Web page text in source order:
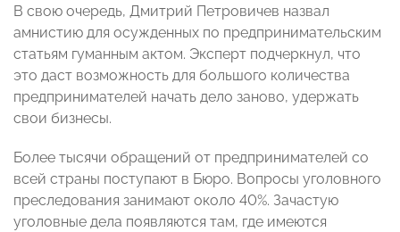
В свою очередь, Дмитрий Петровичев назвал
амнистию для осужденных по предпринимательским
статьям гуманным актом. Эксперт подчеркнул, что
это даст возможность для большого количества
предпринимателей начать дело заново, удержать
свои бизнесы.
Более тысячи обращений от предпринимателей со
всей страны поступают в Бюро. Вопросы уголовного
преследования занимают около 40%. Зачастую
уголовные дела появляются там, где имеются